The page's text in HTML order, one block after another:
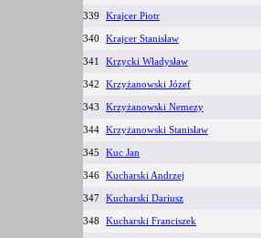
339 Krajcer Piotr
340 Krajcer Stanisław
341 Krzycki Władysław
342 Krzyżanowski Józef
343 Krzyżanowski Nemezy
344 Krzyżanowski Stanisław
345 Kuc Jan
346 Kucharski Andrzej
347 Kucharski Dariusz
348 Kucharski Franciszek